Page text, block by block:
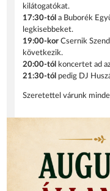
kilátogatókat.
17:30-tól a Buborék
legkisebbeket.
19:00-korCsernik
következik.
20:00-tól
koncertet ad
21:30-tól pedig DJ
Szeretettel várunk